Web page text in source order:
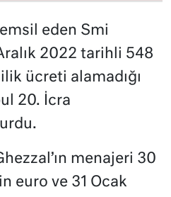
eden Smi
2022 tarihli 548
ücreti alamadığı
20. İcra
menajeri 30
euro ve 31 Ocak